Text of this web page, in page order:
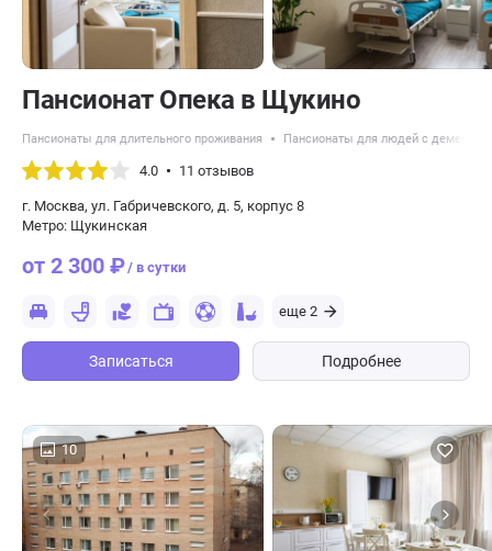
Пансионат Опека в Щукино
Пансионаты для длительного проживания Пансионаты для людей с
4.0 11 отзывов
г. Москва, ул. Габричевского, д. 5, корпус 8
Метро: Щукинская
от 2 300 ₽/ в сутки
еще 2
Записаться Подробнее
10